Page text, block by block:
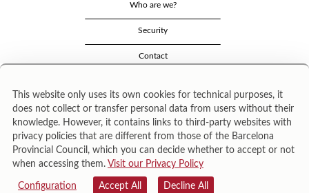
Who are we?
Security
Contact
Área de Cultura – Gerència de Serveis de Biblioteques. Zamora, 73. 08018 Barcelona. Tel:
943 022 222.
This website only uses its own cookies for technical purposes, it
does not collect or transfer personal data from users without their
knowledge. However, it contains links to third-party websites with
privacy policies that are different from those of the Barcelona
Provincial Council, which you can decide whether to accept or not
when accessing them. Visit our Privacy Policy
Configuration Accept All Decline All